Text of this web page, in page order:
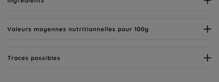
Valeurs moyennes nutritionnelles pour 100g
Traces possibles